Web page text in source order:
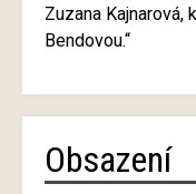
Zuzana Kajnarová,
Bendovou.“
Obsazení